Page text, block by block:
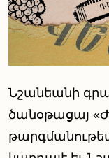
Նշանեանի
ծանօթացայ